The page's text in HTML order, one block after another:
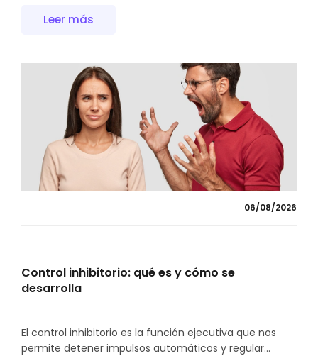
Leer más
06/08/2026
Control inhibitorio: qué es y cómo se
desarrolla
El control inhibitorio es la función ejecutiva que nos
permite detener impulsos automáticos y regular...